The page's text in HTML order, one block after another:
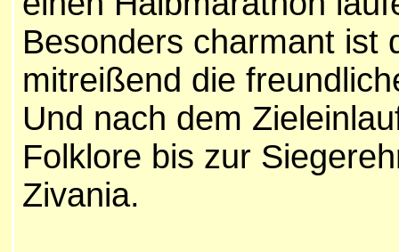
Besonders charmant ist
mitreißend die
Und nach dem
Folklore bis zur
Zivania.